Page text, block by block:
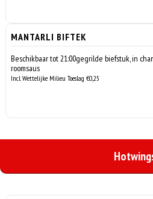
MANTARLI BIFTEK
Beschikbaar tot 21:00gegrilde biefstuk, in
roomsaus
Incl. Wettelijke Milieu Toeslag €0,25